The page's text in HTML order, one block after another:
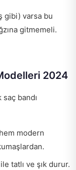
gibi) varsa bu
gitmemeli.
2024
bandı
modern
tatlı ve şık durur.